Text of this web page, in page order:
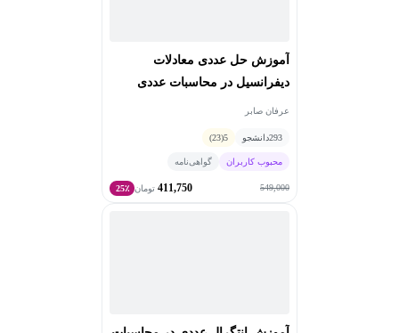
آموزش حل عددی معادلات
دیفرانسیل در محاسبات عددی
عرفان صابر
293دانشجو 5
(23)
محبوب کاربران گواهی‌نامه
549,000
411,750 تومان 25٪